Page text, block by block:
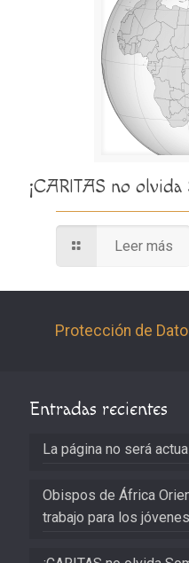
¡CARITAS no olvida
Leer más
Protección de
Entradas recientes
La página no será
Obispos de África
trabajo para los jóvenes